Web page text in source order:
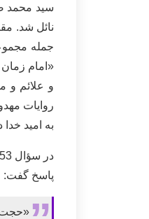
سید محمد
نائل شد.
جمله
«امام
و علائم و
روایات
به امید
پاسخ گفت: